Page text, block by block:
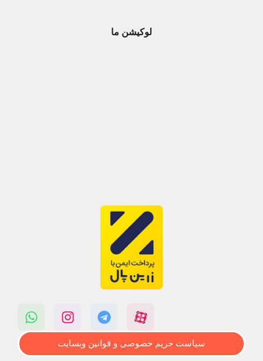
لوکیشن ما
سیاست حریم خصوصی و قوانین وبسایت